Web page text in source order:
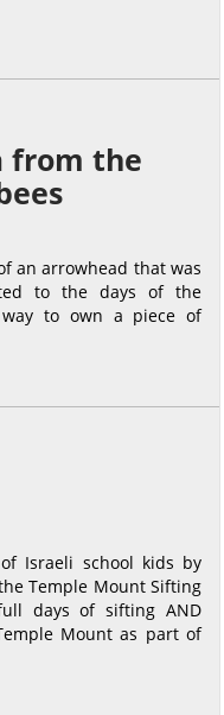
from the
an arrowhead that was
to the days of the
way to own a piece of
Israeli school kids by
Temple Mount Sifting
days of sifting AND
Mount as part of